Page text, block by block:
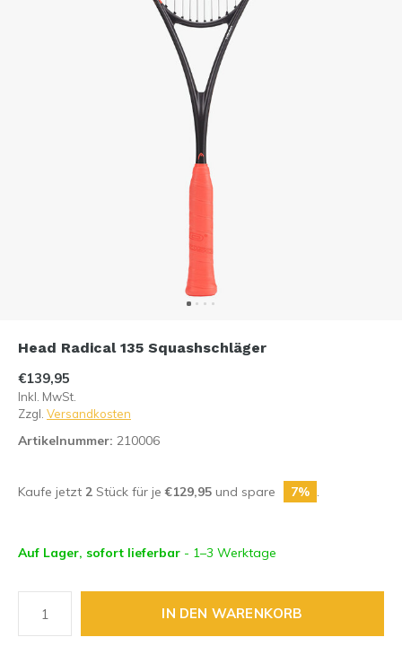
Head Radical 135 Squashschläger
€139,95
Inkl. MwSt.
Zzgl. Versandkosten
Artikelnummer: 210006
Kaufe jetzt 2 Stück für je€129,95 und spare 7% .
Auf Lager, sofort lieferbar - 1–3 Werktage
IN DEN WARENKORB